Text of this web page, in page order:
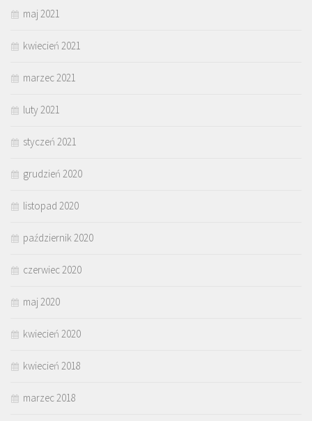
maj 2021
kwiecień 2021
marzec 2021
luty 2021
styczeń 2021
grudzień 2020
listopad 2020
październik 2020
czerwiec 2020
maj 2020
kwiecień 2020
kwiecień 2018
marzec 2018